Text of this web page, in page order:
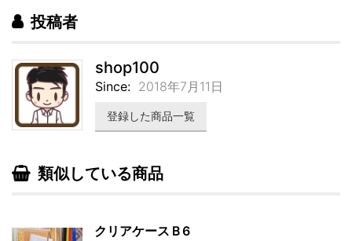
投稿者
shop100
Since: 2018年7月11日
登録した商品一覧
類似している商品
クリアケースＢ6